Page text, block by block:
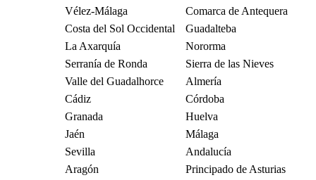
Vélez-Málaga
Comarca de Antequera
Costa del Sol Occidental
Guadalteba
La Axarquía
Nororma
Serranía de Ronda
Sierra de las Nieves
Valle del Guadalhorce
Almería
Cádiz
Córdoba
Granada
Huelva
Jaén
Málaga
Sevilla
Andalucía
Aragón
Principado de Asturias